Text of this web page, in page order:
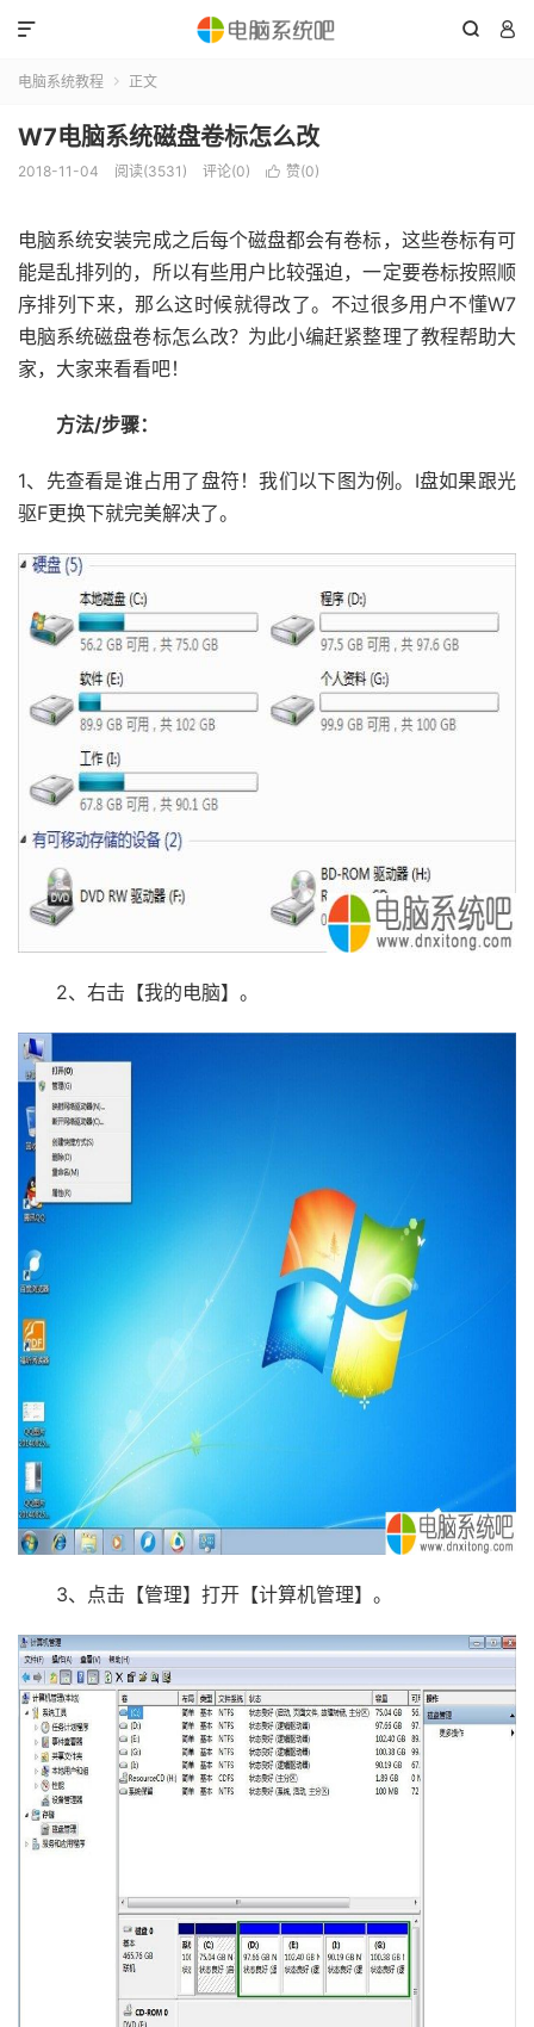
 

电脑系统教程  正文
W7电脑系统磁盘卷标怎么改
2018-11-04 阅读(3531) 评论(0)  赞(0)
电脑系统安装完成之后每个磁盘都会有卷标，这些卷标有可
能是乱排列的，所以有些用户比较强迫，一定要卷标按照顺
序排列下来，那么这时候就得改了。不过很多用户不懂W7
电脑系统磁盘卷标怎么改？为此小编赶紧整理了教程帮助大
家，大家来看看吧！
方法/步骤：
1、先查看是谁占用了盘符！我们以下图为例。I盘如果跟光
驱F更换下就完美解决了。
2、右击【我的电脑】。
3、点击【管理】打开【计算机管理】。